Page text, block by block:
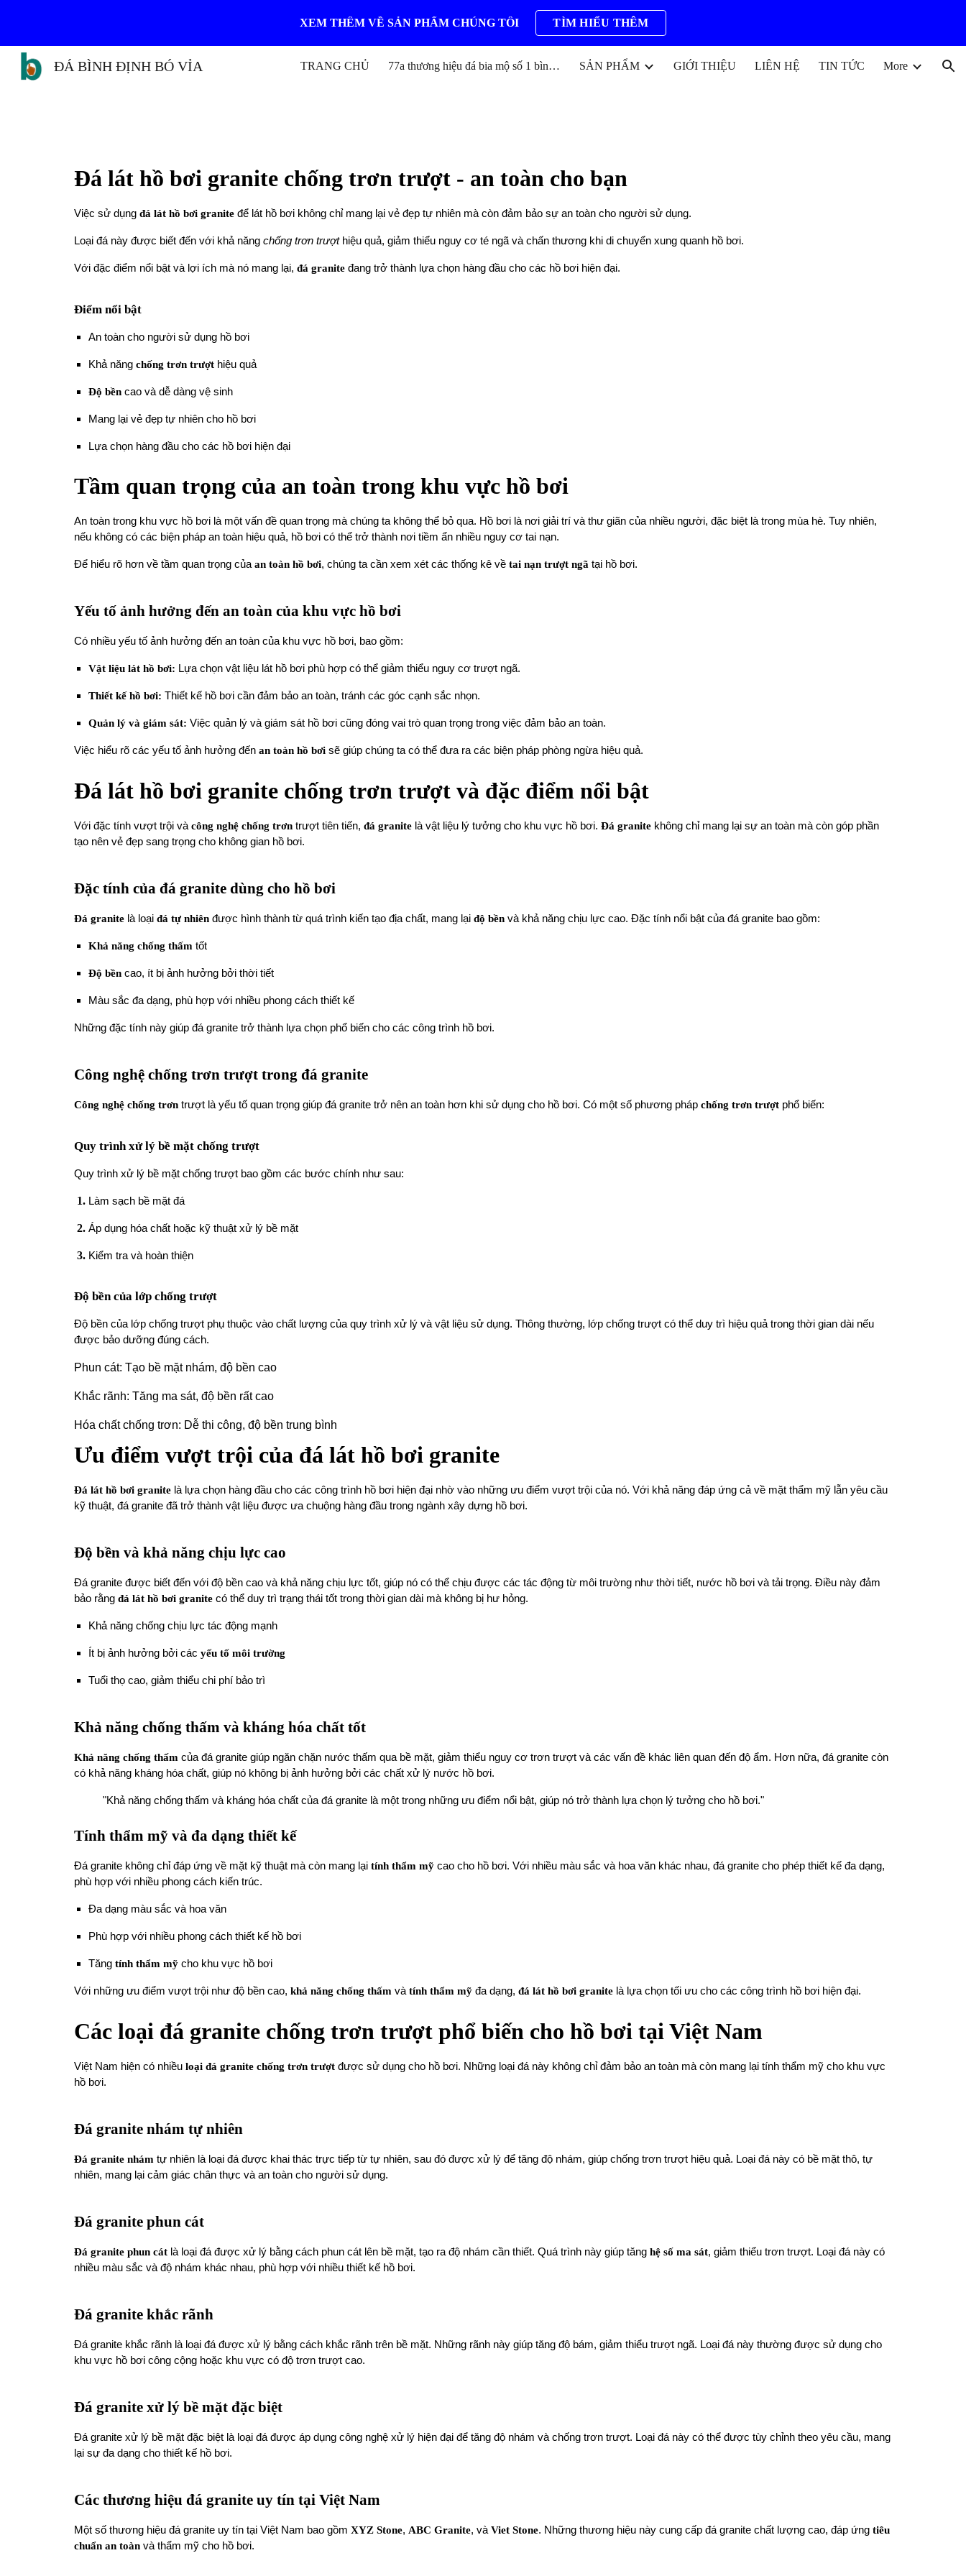
Skip to main content Skip to navigation
XEM THÊM VỀ SẢN PHẨM CHÚNG TÔI TÌM HIỂU THÊM
ĐÁ BÌNH ĐỊNH BÓ VỈA TRANG CHỦ 77a thương hiệu đá bia mộ số 1 bình định SẢN PHẨM GIỚI THIỆU LIÊN HỆ TIN TỨC More
Đá lát hồ bơi granite chống trơn trượt - an toàn cho bạn
Việc sử dụng đá lát hồ bơi graniteđể lát hồ bơi không chỉ mang lại vẻ đẹp tự nhiên mà còn đảm bảo sự an toàn cho người sử dụng.
Loại đá này được biết đến với khả năng chống trơn trượthiệu quả, giảm thiểu nguy cơ té ngã và chấn thương khi di chuyển xung quanh hồ bơi.
Với đặc điểm nổi bật và lợi ích mà nó mang lại, đá graniteđang trở thành lựa chọn hàng đầu cho các hồ bơi hiện đại.
Điểm nổi bật
An toàn cho người sử dụng hồ bơi
Khả năng chống trơn trượthiệu quả
Độ bềncao và dễ dàng vệ sinh
Mang lại vẻ đẹp tự nhiên cho hồ bơi
Lựa chọn hàng đầu cho các hồ bơi hiện đại
Tầm quan trọng của an toàn trong khu vực hồ bơi
An toàn trong khu vực hồ bơi là một vấn đề quan trọng mà chúng ta không thể bỏ qua. Hồ bơi là nơi giải trí và thư giãn của nhiều người, đặc biệt là trong mùa hè. Tuy nhiên,
nếu không có các biện pháp an toàn hiệu quả, hồ bơi có thể trở thành nơi tiềm ẩn nhiều nguy cơ tai nạn.
Để hiểu rõ hơn về tầm quan trọng củaan toàn hồ bơi, chúng ta cần xem xét các thống kê về tai nạn trượt ngãtại hồ bơi.
Yếu tố ảnh hưởng đến an toàn của khu vực hồ bơi
Có nhiều yếu tố ảnh hưởng đến an toàn của khu vực hồ bơi, bao gồm:
Vật liệu lát hồ bơi: Lựa chọn vật liệu lát hồ bơi phù hợp có thể giảm thiểu nguy cơ trượt ngã.
Thiết kế hồ bơi: Thiết kế hồ bơi cần đảm bảo an toàn, tránh các góc cạnh sắc nhọn.
Quản lý và giám sát: Việc quản lý và giám sát hồ bơi cũng đóng vai trò quan trọng trong việc đảm bảo an toàn.
Việc hiểu rõ các yếu tố ảnh hưởng đến an toàn hồ bơisẽ giúp chúng ta có thể đưa ra các biện pháp phòng ngừa hiệu quả.
Đá lát hồ bơi granite chống trơn trượt và đặc điểm nổi bật
Với đặc tính vượt trội và công nghệ chống trơntrượt tiên tiến, đá granitelà vật liệu lý tưởng cho khu vực hồ bơi. Đá granitekhông chỉ mang lại sự an toàn mà còn góp phần
tạo nên vẻ đẹp sang trọng cho không gian hồ bơi.
Đặc tính của đá granite dùng cho hồ bơi
Đá granitelà loại đá tự nhiênđược hình thành từ quá trình kiến tạo địa chất, mang lại độ bềnvà khả năng chịu lực cao. Đặc tính nổi bật của đá granite bao gồm:
Khả năng chống thấm tốt
Độ bềncao, ít bị ảnh hưởng bởi thời tiết
Màu sắc đa dạng, phù hợp với nhiều phong cách thiết kế
Những đặc tính này giúp đá granite trở thành lựa chọn phổ biến cho các công trình hồ bơi.
Công nghệ chống trơn trượt trong đá granite
Công nghệ chống trơntrượt là yếu tố quan trọng giúp đá granite trở nên an toàn hơn khi sử dụng cho hồ bơi. Có một số phương pháp chống trơn trượtphổ biến:
Quy trình xử lý bề mặt chống trượt
Quy trình xử lý bề mặt chống trượt bao gồm các bước chính như sau:
Làm sạch bề mặt đá
Áp dụng hóa chất hoặc kỹ thuật xử lý bề mặt
Kiểm tra và hoàn thiện
Độ bền của lớp chống trượt
Độ bền của lớp chống trượt phụ thuộc vào chất lượng của quy trình xử lý và vật liệu sử dụng. Thông thường, lớp chống trượt có thể duy trì hiệu quả trong thời gian dài nếu
được bảo dưỡng đúng cách.
Phun cát: Tạo bề mặt nhám, độ bền cao
Khắc rãnh: Tăng ma sát, độ bền rất cao
Hóa chất chống trơn: Dễ thi công, độ bền trung bình
Ưu điểm vượt trội của đá lát hồ bơi granite
Đá lát hồ bơi granitelà lựa chọn hàng đầu cho các công trình hồ bơi hiện đại nhờ vào những ưu điểm vượt trội của nó. Với khả năng đáp ứng cả về mặt thẩm mỹ lẫn yêu cầu
kỹ thuật, đá granite đã trở thành vật liệu được ưa chuộng hàng đầu trong ngành xây dựng hồ bơi.
Độ bền và khả năng chịu lực cao
Đá granite được biết đến với độ bền cao và khả năng chịu lực tốt, giúp nó có thể chịu được các tác động từ môi trường như thời tiết, nước hồ bơi và tải trọng. Điều này đảm
bảo rằng đá lát hồ bơi granitecó thể duy trì trạng thái tốt trong thời gian dài mà không bị hư hỏng.
Khả năng chống chịu lực tác động mạnh
Ít bị ảnh hưởng bởi các yếu tố môi trường
Tuổi thọ cao, giảm thiểu chi phí bảo trì
Khả năng chống thấm và kháng hóa chất tốt
Khả năng chống thấm của đá granite giúp ngăn chặn nước thấm qua bề mặt, giảm thiểu nguy cơ trơn trượt và các vấn đề khác liên quan đến độ ẩm. Hơn nữa, đá granite còn
có khả năng kháng hóa chất, giúp nó không bị ảnh hưởng bởi các chất xử lý nước hồ bơi.
"Khả năng chống thấm và kháng hóa chất của đá granite là một trong những ưu điểm nổi bật, giúp nó trở thành lựa chọn lý tưởng cho hồ bơi."
Tính thẩm mỹ và đa dạng thiết kế
Đá granite không chỉ đáp ứng về mặt kỹ thuật mà còn mang lại tính thẩm mỹcao cho hồ bơi. Với nhiều màu sắc và hoa văn khác nhau, đá granite cho phép thiết kế đa dạng,
phù hợp với nhiều phong cách kiến trúc.
Đa dạng màu sắc và hoa văn
Phù hợp với nhiều phong cách thiết kế hồ bơi
Tăng tính thẩm mỹcho khu vực hồ bơi
Với những ưu điểm vượt trội như độ bền cao, khả năng chống thấm và tính thẩm mỹđa dạng, đá lát hồ bơi granitelà lựa chọn tối ưu cho các công trình hồ bơi hiện đại.
Các loại đá granite chống trơn trượt phổ biến cho hồ bơi tại Việt Nam
Việt Nam hiện có nhiều loại đá granite chống trơn trượtđược sử dụng cho hồ bơi. Những loại đá này không chỉ đảm bảo an toàn mà còn mang lại tính thẩm mỹ cho khu vực
hồ bơi.
Đá granite nhám tự nhiên
Đá granite nhám tự nhiên là loại đá được khai thác trực tiếp từ tự nhiên, sau đó được xử lý để tăng độ nhám, giúp chống trơn trượt hiệu quả. Loại đá này có bề mặt thô, tự
nhiên, mang lại cảm giác chân thực và an toàn cho người sử dụng.
Đá granite phun cát
Đá granite phun cátlà loại đá được xử lý bằng cách phun cát lên bề mặt, tạo ra độ nhám cần thiết. Quá trình này giúp tăng hệ số ma sát, giảm thiểu trơn trượt. Loại đá này có
nhiều màu sắc và độ nhám khác nhau, phù hợp với nhiều thiết kế hồ bơi.
Đá granite khắc rãnh
Đá granite khắc rãnh là loại đá được xử lý bằng cách khắc rãnh trên bề mặt. Những rãnh này giúp tăng độ bám, giảm thiểu trượt ngã. Loại đá này thường được sử dụng cho
khu vực hồ bơi công cộng hoặc khu vực có độ trơn trượt cao.
Đá granite xử lý bề mặt đặc biệt
Đá granite xử lý bề mặt đặc biệt là loại đá được áp dụng công nghệ xử lý hiện đại để tăng độ nhám và chống trơn trượt. Loại đá này có thể được tùy chỉnh theo yêu cầu, mang
lại sự đa dạng cho thiết kế hồ bơi.
Các thương hiệu đá granite uy tín tại Việt Nam
Một số thương hiệu đá granite uy tín tại Việt Nam bao gồm XYZ Stone, ABC Granite, và Viet Stone. Những thương hiệu này cung cấp đá granite chất lượng cao, đáp ứng tiêu
chuẩn an toànvà thẩm mỹ cho hồ bơi.